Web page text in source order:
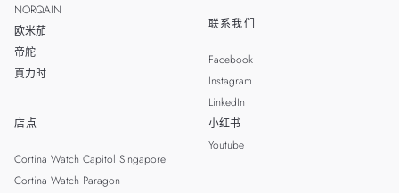
NORQAIN
欧米茄
帝舵
真力时
店点
Cortina Watch Capitol Singapore
Cortina Watch Paragon
联系我们
Facebook
Instagram
LinkedIn
小红书
Youtube